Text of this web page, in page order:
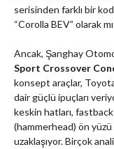
serisinden farklı bir
“Corolla BEV” olarak
Ancak, Şanghay
Sport Crossover
konsept araçlar,
dair güçlü ipuçları
keskin hatları, fastback
(hammerhead) ön
uzaklaşıyor. Birçok